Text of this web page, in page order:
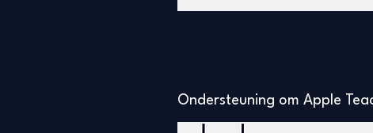
Ondersteuning om Apple